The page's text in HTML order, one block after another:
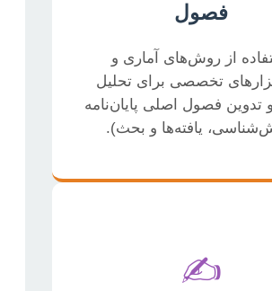
فصول
از روش‌های آماری و
تخصصی برای تحلیل
تدوین فصول اصلی پایان‌نامه
یافته‌ها و بحث).
✍️